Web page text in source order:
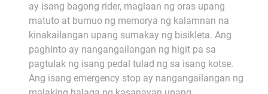
ay isang bagong rider, maglaan ng oras upang
matuto at bumuo ng memorya ng kalamnan na
kinakailangan upang sumakay ng bisikleta. Ang
paghinto ay nangangailangan ng higit pa sa
pagtulak ng isang pedal tulad ng sa isang kotse.
Ang isang emergency stop ay nangangailangan ng